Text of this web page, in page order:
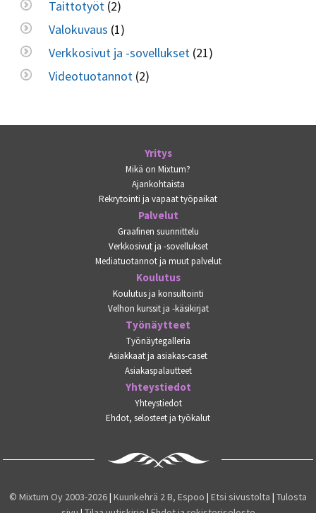
Taittotyöt (2)
Valokuvaus (1)
Verkkosivut ja -sovellukset (21)
Videotuotannot (2)
Yritys
Mikä on Mixtum?
Ajankohtaista
Rekrytointi ja vapaat työpaikat
Palvelut
Graafinen suunnittelu
Verkkosivut ja -sovellukset
Mediatuotannot ja muut palvelut
Koulutus
Koulutus ja konsultointi
Velhon kurssit ja -käsikirjat
Työnäytteet
Työnäytegalleria
Asiakkaat ja asiakas-caset
Asiakaspalautteet
Yhteystiedot
Yhteystiedot
Ehdot, selosteet ja työkalut
© Mixtum Oy 2003-2026| Kuunkehrä 2 B, Espoo | Etsi sivustolta | Tulosta